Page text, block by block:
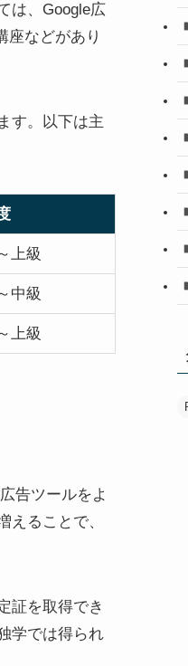
は、Google広
座などがあり
す。以下は主
上級
中級
上級
告ツールをよ
ることで、
証を取得でき
学では得られ